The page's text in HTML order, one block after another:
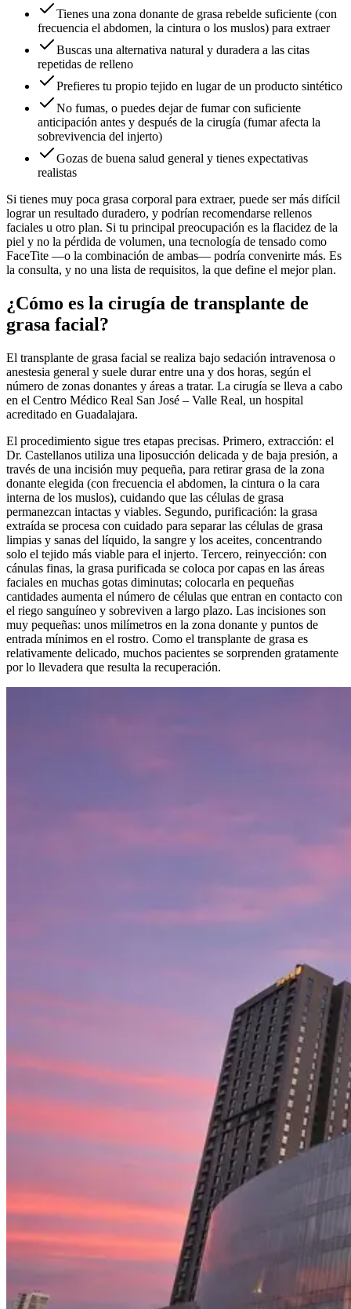
Tienes una zona donante de grasa rebelde suficiente (con
frecuencia el abdomen, la cintura o los muslos) para extraer
Buscas una alternativa natural y duradera a las citas
repetidas de relleno
Prefieres tu propio tejido en lugar de un producto sintético
No fumas, o puedes dejar de fumar con suficiente
anticipación antes y después de la cirugía (fumar afecta la
sobrevivencia del injerto)
Gozas de buena salud general y tienes expectativas
realistas
Si tienes muy poca grasa corporal para extraer, puede ser más difícil
lograr un resultado duradero, y podrían recomendarse rellenos
faciales u otro plan. Si tu principal preocupación es la flacidez de la
piel y no la pérdida de volumen, una tecnología de tensado como
FaceTite —o la combinación de ambas— podría convenirte más. Es
la consulta, y no una lista de requisitos, la que define el mejor plan.
¿Cómo es la cirugía de transplante de
grasa facial?
El transplante de grasa facial se realiza bajo sedación intravenosa o
anestesia general y suele durar entre una y dos horas, según el
número de zonas donantes y áreas a tratar. La cirugía se lleva a cabo
en el Centro Médico Real San José – Valle Real, un hospital
acreditado en Guadalajara.
El procedimiento sigue tres etapas precisas. Primero, extracción: el
Dr. Castellanos utiliza una liposucción delicada y de baja presión, a
través de una incisión muy pequeña, para retirar grasa de la zona
donante elegida (con frecuencia el abdomen, la cintura o la cara
interna de los muslos), cuidando que las células de grasa
permanezcan intactas y viables. Segundo, purificación: la grasa
extraída se procesa con cuidado para separar las células de grasa
limpias y sanas del líquido, la sangre y los aceites, concentrando
solo el tejido más viable para el injerto. Tercero, reinyección: con
cánulas finas, la grasa purificada se coloca por capas en las áreas
faciales en muchas gotas diminutas; colocarla en pequeñas
cantidades aumenta el número de células que entran en contacto con
el riego sanguíneo y sobreviven a largo plazo. Las incisiones son
muy pequeñas: unos milímetros en la zona donante y puntos de
entrada mínimos en el rostro. Como el transplante de grasa es
relativamente delicado, muchos pacientes se sorprenden gratamente
por lo llevadera que resulta la recuperación.